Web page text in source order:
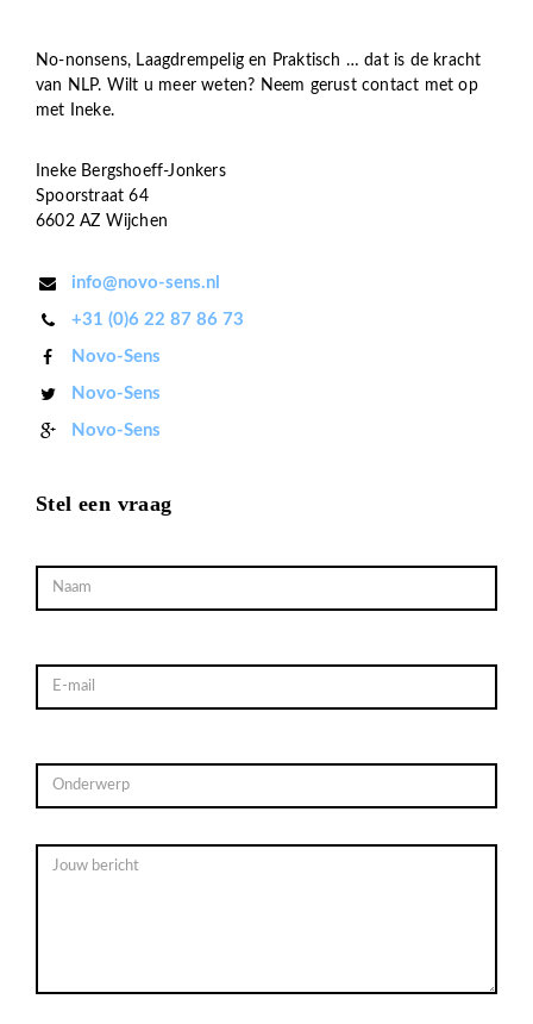
No-nonsens, Laagdrempelig en Praktisch … dat is de kracht
van NLP. Wilt u meer weten? Neem gerust contact met op
met Ineke.
Ineke Bergshoeff-Jonkers
Spoorstraat 64
6602 AZ Wijchen
info@novo-sens.nl
+31 (0)6 22 87 86 73
Novo-Sens
Novo-Sens
Novo-Sens
Stel een vraag